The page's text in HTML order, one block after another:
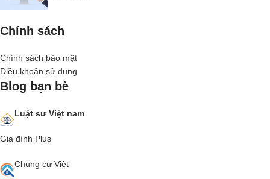
Chính sách
Chính sách bảo mật
Điều khoản sử dụng
Blog bạn bè
Luật sư Việt nam
Gia đình Plus
Chung cư Việt